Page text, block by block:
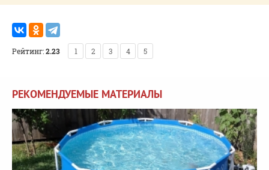
Рейтинг:2.23 1 2 3 4 5
РЕКОМЕНДУЕМЫЕ МАТЕРИАЛЫ